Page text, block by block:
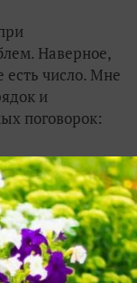
Наверное,
есть число. Мне
и
поговорок:
их заготовка
на